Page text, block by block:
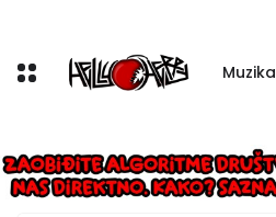
Muzika